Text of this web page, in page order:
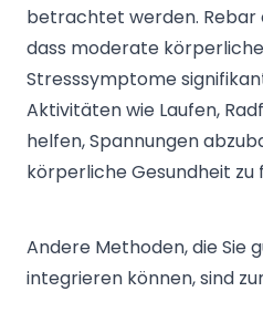
betrachtet werden. Rebar
dass moderate
Stresssymptome
Aktivitäten wie Laufen,
helfen, Spannungen
körperliche Gesundheit zu
Andere Methoden, die Sie
integrieren können, sind